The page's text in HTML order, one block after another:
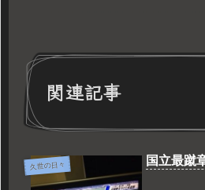
関連記事
久世の日々 国立最蹴